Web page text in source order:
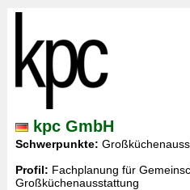
kpc GmbH
Schwerpunkte:
Profil: Fachplanung für
Großküchenausstattung